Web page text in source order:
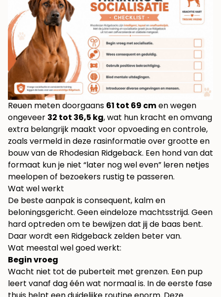
Reuen meten doorgaans 61 tot 69 cmen wegen
ongeveer 32 tot 36,5 kg, wat hun kracht en omvang
extra belangrijk maakt voor opvoeding en controle,
zoals vermeld in deze rasinformatie over grootte en
bouw van de Rhodesian Ridgeback. Een hond van dat
formaat kun je niet “later nog wel even” leren netjes
meelopen of bezoekers rustig te passeren.
Wat wel werkt
De beste aanpak is consequent, kalm en
beloningsgericht. Geen eindeloze machtsstrijd. Geen
hard optreden om te bewijzen dat jij de baas bent.
Daar wordt een Ridgeback zelden beter van.
Wat meestal wel goed werkt:
Begin vroeg
Wacht niet tot de puberteit met grenzen. Een pup
leert vanaf dag één wat normaal is. In de eerste fase